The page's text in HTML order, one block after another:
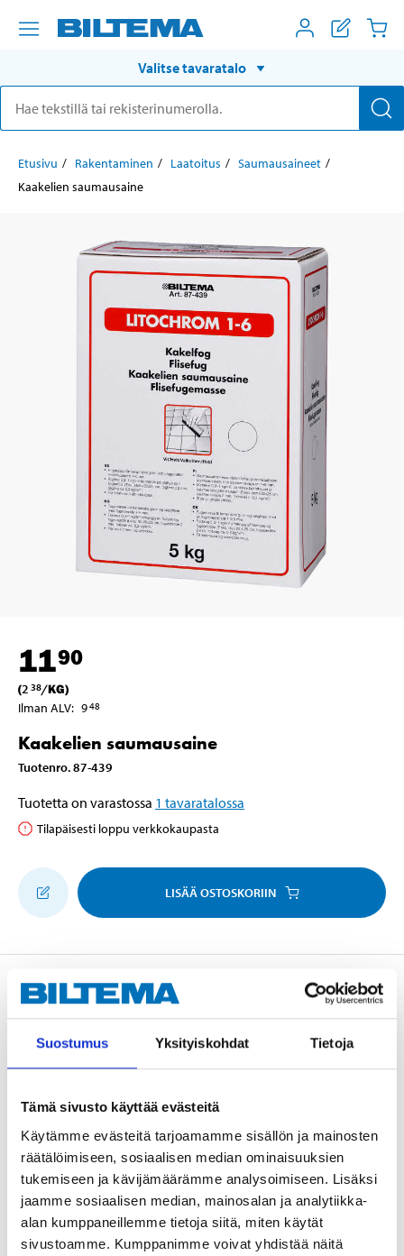
Suostumus Yksityiskohdat Tietoja
Tämä sivusto käyttää evästeitä
Käytämme evästeitä tarjoamamme sisällön ja mainosten
räätälöimiseen, sosiaalisen median ominaisuuksien
tukemiseen ja kävijämäärämme analysoimiseen. Lisäksi
jaamme sosiaalisen median, mainosalan ja analytiikka-
alan kumppaneillemme tietoja siitä, miten käytät
sivustoamme. Kumppanimme voivat yhdistää näitä
Valitse tavaratalo
Etusivu Rakentaminen Laatoitus
Saumausaineet
Kaakelien saumausaine
1190
(2 38/KG)
Ilman ALV: 948
Kaakelien saumausaine
Tuotenro.87-439
Tuotetta on varastossa 1 tavaratalossa
Tilapäisesti loppu verkkokaupasta
LISÄÄ OSTOSKORIIN
Kuvaus
Saumamassa keraamisille lattia- ja seinälaatoille, kun
Menekki: 0,3-1 kg/m² laattatyypistä ja sauman
leveydestä riippuen. Esimerkiksi 20 x 25 cm laatoille 2
mm saumaleveydellä tuotetta tarvitaan noin 0,3
kg/m². Jauhe, 5 kg. Sekoitussuhde ja ohjeet, ks.
pakkaus.